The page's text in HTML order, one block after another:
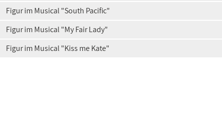
Figur im Musical "South Pacific"
Figur im Musical "My Fair Lady"
Figur im Musical "Kiss me Kate"